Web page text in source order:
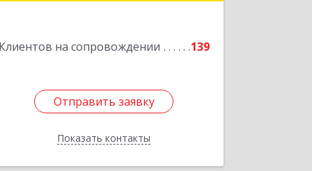
Клиентов на сопровождении 139
Отправить заявку
Показать контакты
Подробнее
Отправить заявку
Назад